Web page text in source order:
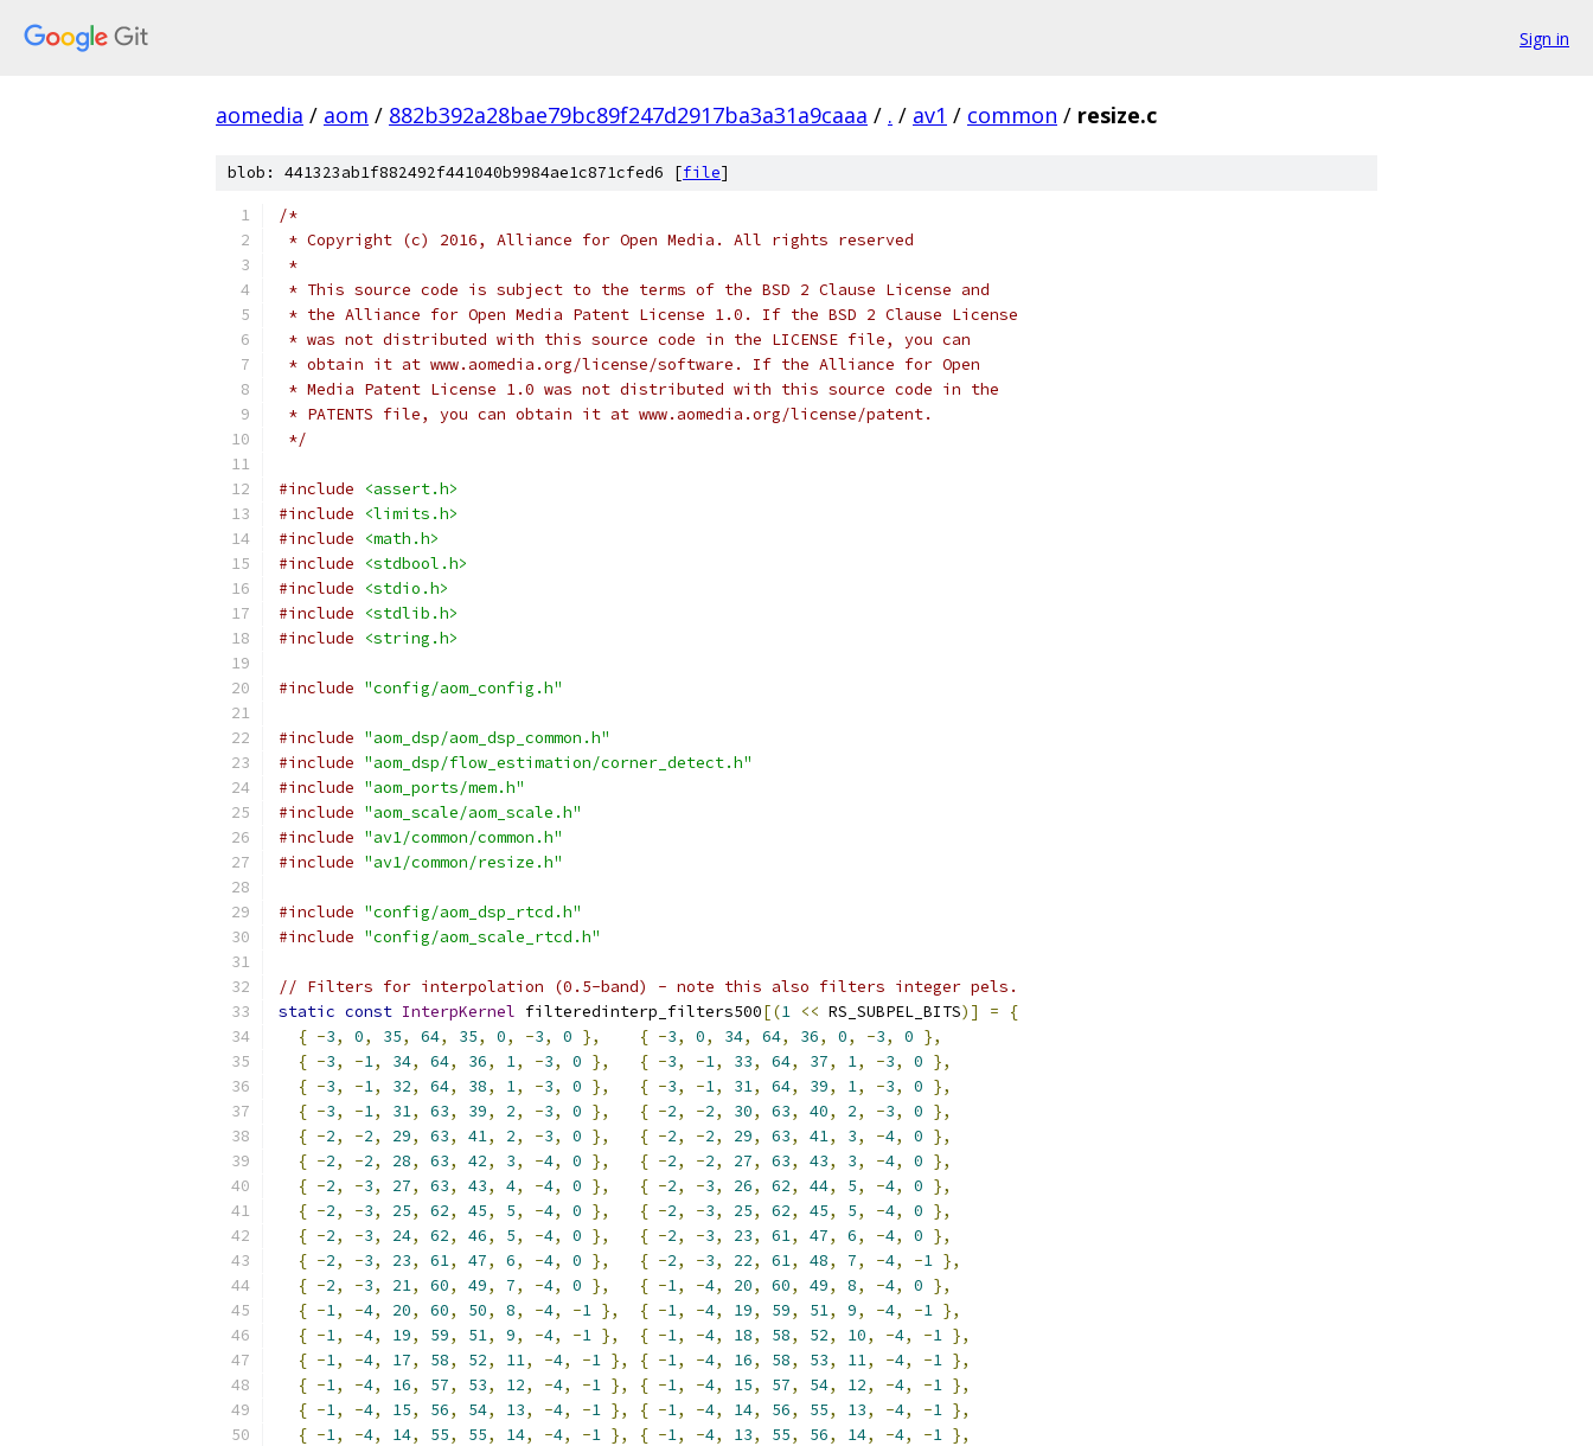
Sign in
aomedia / aom / 882b392a28bae79bc89f247d2917ba3a31a9caaa / . / av1 / common / resize.c
blob: 441323ab1f882492f441040b9984ae1c871cfed6 [file]
/*
* Copyright (c) 2016, Alliance for Open Media. All rights reserved
*
* This source code is subject to the terms of the BSD 2 Clause License and
* the Alliance for Open Media Patent License 1.0. If the BSD 2 Clause License
* was not distributed with this source code in the LICENSE file, you can
* obtain it at www.aomedia.org/license/software. If the Alliance for Open
* Media Patent License 1.0 was not distributed with this source code in the
* PATENTS file, you can obtain it at www.aomedia.org/license/patent.
*/
#include
<assert.h>
#include
<limits.h>
#include
<math.h>
#include
<stdbool.h>
#include
<stdio.h>
#include
<stdlib.h>
#include
<string.h>
#include "config/aom_config.h"
#include "aom_dsp/aom_dsp_common.h"
#include "aom_dsp/flow_estimation/corner_detect.h"
#include "aom_ports/mem.h"
#include "aom_scale/aom_scale.h"
#include "av1/common/common.h"
#include "av1/common/resize.h"
#include "config/aom_dsp_rtcd.h"
#include "config/aom_scale_rtcd.h"
// Filters for interpolation (0.5-band) - note this also filters integer pels.
static const InterpKernel filteredinterp_filters500[(1 << RS_SUBPEL_BITS)] =
{
{ -3, 0, 35, 64, 35, 0, -3, 0 }, { -3, 0, 34, 64, 36, 0, -3, 0 },
{ -3, -1, 34, 64, 36, 1, -3, 0 }, { -3, -1, 33, 64, 37, 1, -3, 0 },
{ -3, -1, 32, 64, 38, 1, -3, 0 }, { -3, -1, 31, 64, 39, 1, -3, 0 },
{ -3, -1, 31, 63, 39, 2, -3, 0 }, { -2, -2, 30, 63, 40, 2, -3, 0 },
{ -2, -2, 29, 63, 41, 2, -3, 0 }, { -2, -2, 29, 63, 41, 3, -4, 0 },
{ -2, -2, 28, 63, 42, 3, -4, 0 }, { -2, -2, 27, 63, 43, 3, -4, 0 },
{ -2, -3, 27, 63, 43, 4, -4, 0 }, { -2, -3, 26, 62, 44, 5, -4, 0 },
{ -2, -3, 25, 62, 45, 5, -4, 0 }, { -2, -3, 25, 62, 45, 5, -4, 0 },
{ -2, -3, 24, 62, 46, 5, -4, 0 }, { -2, -3, 23, 61, 47, 6, -4, 0 },
{ -2, -3, 23, 61, 47, 6, -4, 0 }, { -2, -3, 22, 61, 48, 7, -4, -1 },
{ -2, -3, 21, 60, 49, 7, -4, 0 }, { -1, -4, 20, 60, 49, 8, -4, 0 },
{ -1, -4, 20, 60, 50, 8, -4, -1 }, { -1, -4, 19, 59, 51, 9, -4, -1 },
{ -1, -4, 19, 59, 51, 9, -4, -1 }, { -1, -4, 18, 58, 52, 10, -4, -1 },
{ -1, -4, 17, 58, 52, 11, -4, -1 }, { -1, -4, 16, 58, 53, 11, -4, -1 },
{ -1, -4, 16, 57, 53, 12, -4, -1 }, { -1, -4, 15, 57, 54, 12, -4, -1 },
{ -1, -4, 15, 56, 54, 13, -4, -1 }, { -1, -4, 14, 56, 55, 13, -4, -1 },
{ -1, -4, 14, 55, 55, 14, -4, -1 }, { -1, -4, 13, 55, 56, 14, -4, -1 },